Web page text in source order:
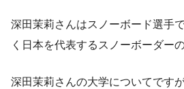
深田茉莉さんはスノーボード選手
く日本を代表するスノーボーダー
深田茉莉さんの大学についてです